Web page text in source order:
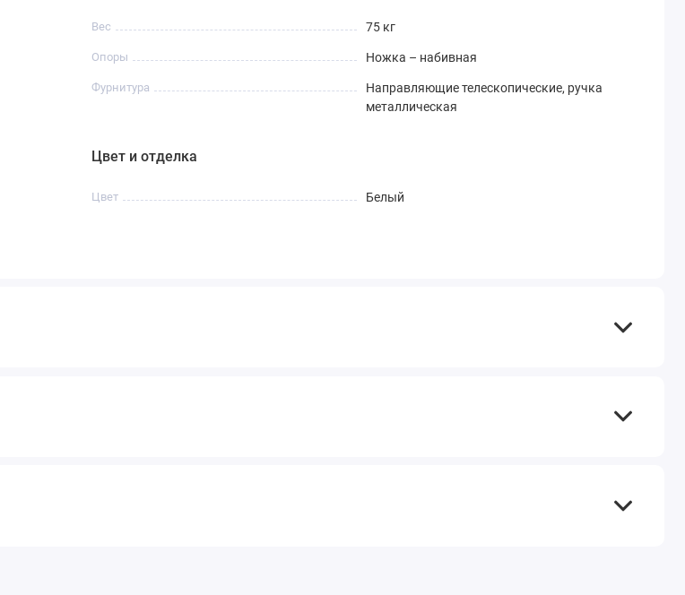
Вес 75 кг
Опоры Ножка – набивная
Фурнитура
Направляющие телескопические, ручка
металлическая
Цвет и отделка
Цвет Белый